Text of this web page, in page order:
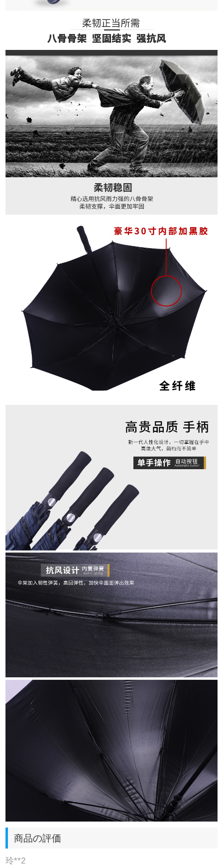
商品の評価
玲**2